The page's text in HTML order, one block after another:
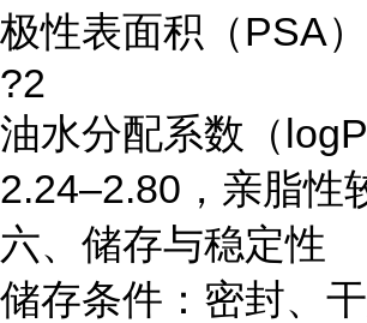
极性表面积（PSA
?2
油水分配系数（logP
2.24–2.80，亲脂性
六、储存与稳定性
储存条件：密封、